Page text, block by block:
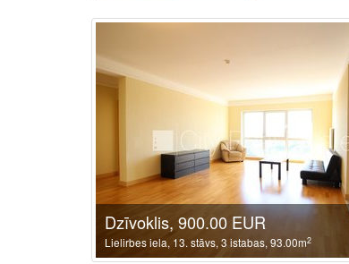
Dzīvoklis, 900.00 EUR
Lielirbes iela, 13. stāvs, 3 istabas, 93.00m2